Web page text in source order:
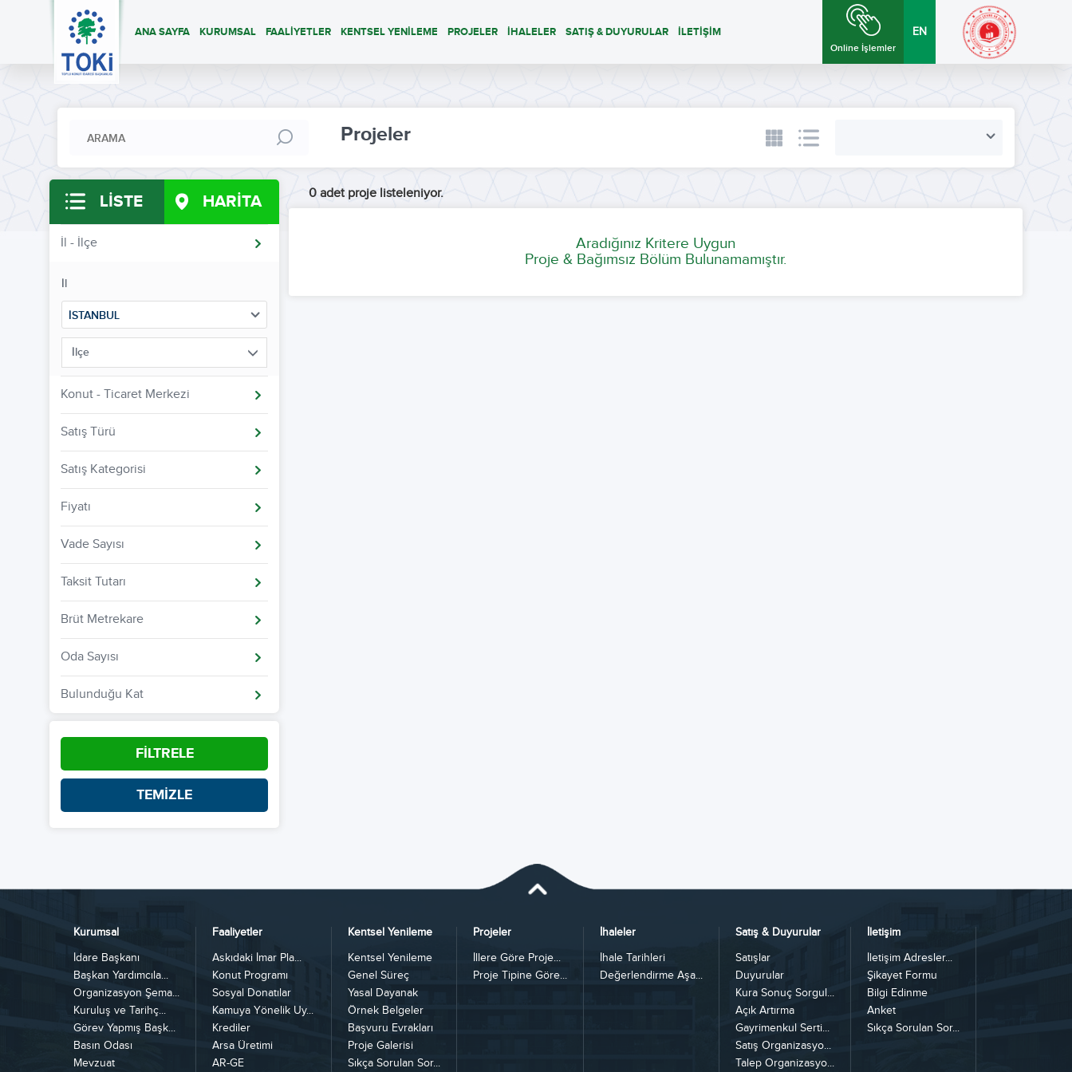
ANA SAYFA KURUMSAL FAALİYETLER KENTSEL YENİLEME PROJELER İHALELER SATIŞ & DUYURULAR İLETİŞİM
Online İşlemler
EN
Projeler
LİSTE HARİTA
İl - İlçe
İl
İSTANBUL
İlçe
Konut - Ticaret Merkezi
Satış Türü
Satış Kategorisi
Fiyatı
Vade Sayısı
Taksit Tutarı
Brüt Metrekare
Oda Sayısı
Bulunduğu Kat
FİLTRELE
TEMİZLE
0 adet proje listeleniyor.
Aradığınız Kritere Uygun
Proje & Bağımsız Bölüm Bulunamamıştır.
Kurumsal
İdare Başkanı
Başkan Yardımcıla...
Organizasyon Şema...
Kuruluş ve Tarihç...
Görev Yapmış Başk...
Basın Odası
Mevzuat
Faaliyetler
Askıdaki İmar Pla...
Konut Programı
Sosyal Donatılar
Kamuya Yönelik Uy...
Krediler
Arsa Üretimi
AR-GE
Kentsel Yenileme
Kentsel Yenileme
Genel Süreç
Yasal Dayanak
Örnek Belgeler
Başvuru Evrakları
Proje Galerisi
Sıkça Sorulan Sor...
Projeler
İllere Göre Proje...
Proje Tipine Göre...
İhaleler
İhale Tarihleri
Değerlendirme Aşa...
Satış & Duyurular
Satışlar
Duyurular
Kura Sonuç Sorgul...
Açık Artırma
Gayrimenkul Serti...
Satış Organizasyo...
Talep Organizasyo...
İletişim
İletişim Adresler...
Şikayet Formu
Bilgi Edinme
Anket
Sıkça Sorulan Sor...